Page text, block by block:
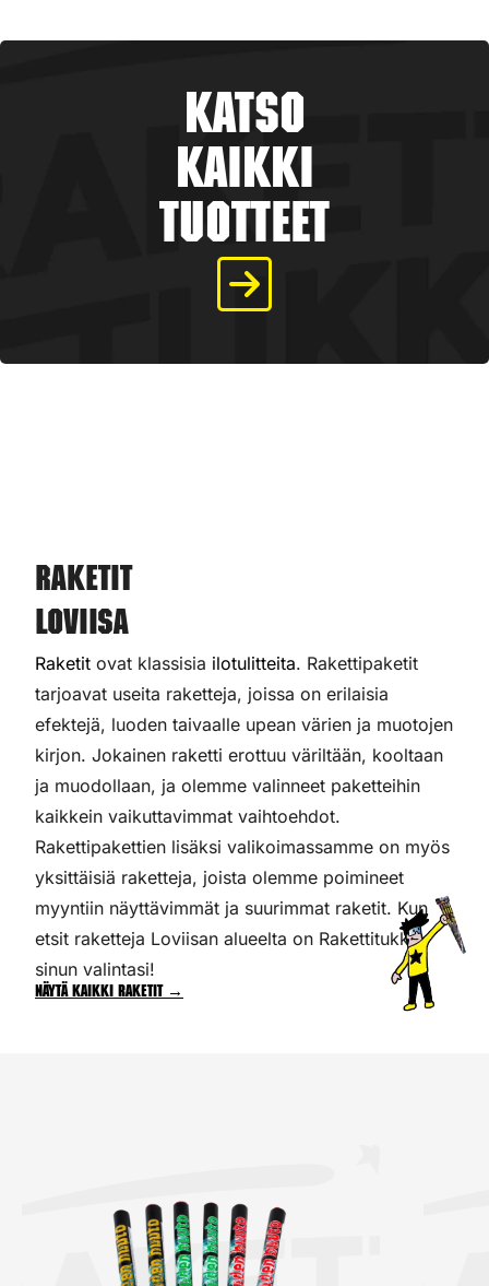
Katso
kaikki
tuotteet
Raketit
Loviisa
Raketit ovat klassisia ilotulitteita. Rakettipaketit
tarjoavat useita raketteja, joissa on erilaisia
efektejä, luoden taivaalle upean värien ja muotojen
kirjon. Jokainen raketti erottuu väriltään, kooltaan
ja muodollaan, ja olemme valinneet paketteihin
kaikkein vaikuttavimmat vaihtoehdot.
Rakettipakettien lisäksi valikoimassamme on myös
yksittäisiä raketteja, joista olemme poimineet
myyntiin näyttävimmät ja suurimmat raketit. Kun
etsit raketteja Loviisan alueelta on Rakettitukku
sinun valintasi!
Näytä kaikki raketit →